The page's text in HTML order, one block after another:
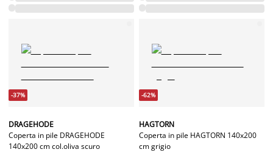
-37%
DRAGEHODE
Coperta in pile DRAGEHODE
140x200 cm col.oliva scuro
-62%
HAGTORN
Coperta in pile HAGTORN 140x200
cm grigio